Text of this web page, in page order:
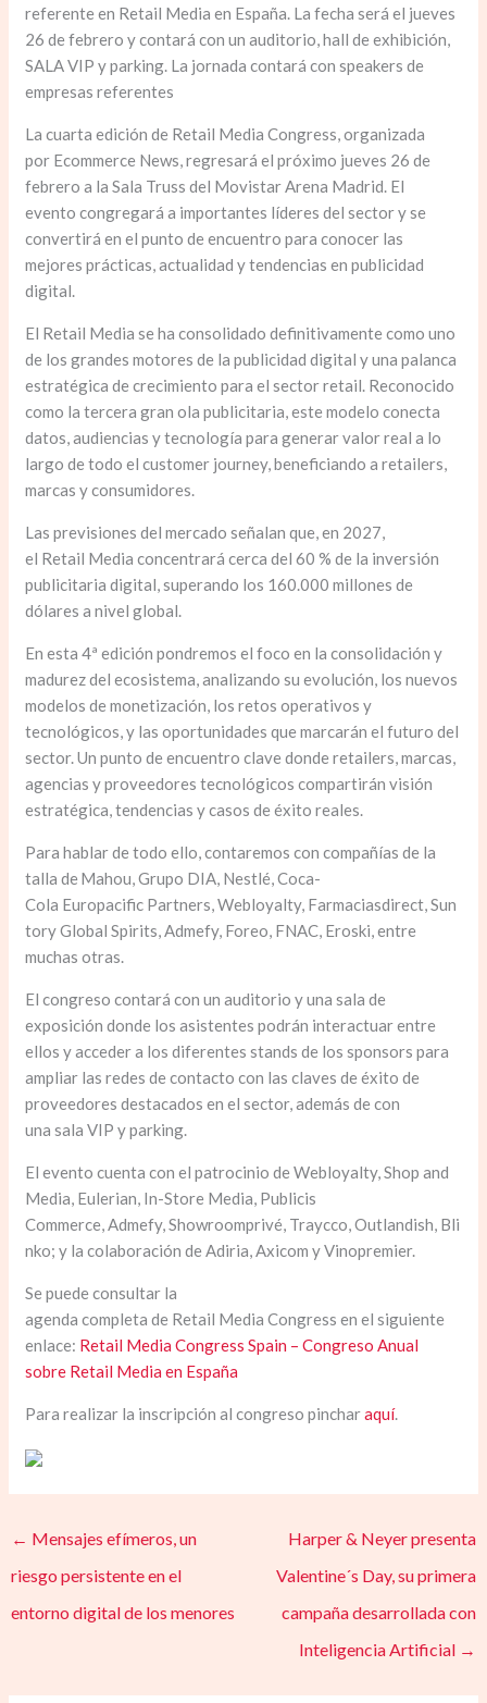
referente en Retail Media en España. La fecha será el jueves
26 de febrero y contará con un auditorio, hall de exhibición,
SALA VIP y parking. La jornada contará con speakers de
empresas referentes
La cuarta edición de Retail Media Congress, organizada
por Ecommerce News, regresará el próximo jueves 26 de
febrero a la Sala Truss del Movistar Arena Madrid. El
evento congregará a importantes líderes del sector y se
convertirá en el punto de encuentro para conocer las
mejores prácticas, actualidad y tendencias en publicidad
digital.
El Retail Media se ha consolidado definitivamente como uno
de los grandes motores de la publicidad digital y una palanca
estratégica de crecimiento para el sector retail. Reconocido
como la tercera gran ola publicitaria, este modelo conecta
datos, audiencias y tecnología para generar valor real a lo
largo de todo el customer journey, beneficiando a retailers,
marcas y consumidores.
Las previsiones del mercado señalan que, en 2027,
el Retail Media concentrará cerca del 60 % de la inversión
publicitaria digital, superando los 160.000 millones de
dólares a nivel global.
En esta 4ª edición pondremos el foco en la consolidación y
madurez del ecosistema, analizando su evolución, los nuevos
modelos de monetización, los retos operativos y
tecnológicos, y las oportunidades que marcarán el futuro del
sector. Un punto de encuentro clave donde retailers, marcas,
agencias y proveedores tecnológicos compartirán visión
estratégica, tendencias y casos de éxito reales.
Para hablar de todo ello, contaremos con compañías de la
talla de Mahou, Grupo DIA, Nestlé, Coca-
Cola Europacific Partners, Webloyalty, Farmaciasdirect, Sun
tory Global Spirits, Admefy, Foreo, FNAC, Eroski, entre
muchas otras.
El congreso contará con un auditorio y una sala de
exposición donde los asistentes podrán interactuar entre
ellos y acceder a los diferentes stands de los sponsors para
ampliar las redes de contacto con las claves de éxito de
proveedores destacados en el sector, además de con
una sala VIP y parking.
El evento cuenta con el patrocinio de Webloyalty, Shop and
Media, Eulerian, In-Store Media, Publicis
Commerce, Admefy, Showroomprivé, Traycco, Outlandish, Bli
nko; y la colaboración de Adiria, Axicom y Vinopremier.
Se puede consultar la
agenda completa de Retail Media Congress en el siguiente
enlace: Retail Media Congress Spain – Congreso Anual
sobre Retail Media en España
Para realizar la inscripción al congreso pincharaquí.
← Mensajes efímeros, un
riesgo persistente en el
entorno digital de los menores
Harper & Neyer presenta
Valentine´s Day, su primera
campaña desarrollada con
Inteligencia Artificial →